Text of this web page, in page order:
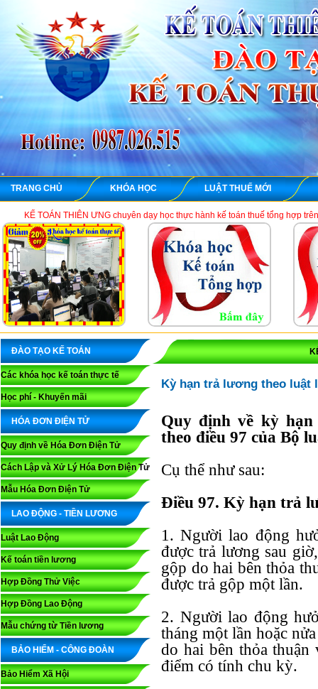
TRANG CHỦ KHÓA HỌC LUẬT THUẾ MỚI
KẾ TOÁN THIÊN ƯNG chuyên dạy học thực hành kế toán thuế
ĐÀO TẠO KẾ TOÁN
Các khóa học kế toán thực tế
Học phí - Khuyến mãi
HÓA ĐƠN ĐIỆN TỬ
Quy định về Hóa Đơn Điện Tử
Cách Lập và Xử Lý Hóa Đơn Điện Tử
Mẫu Hóa Đơn Điện Tử
LAO ĐỘNG - TIỀN LƯƠNG
Luật Lao Động
Kế toán tiền lương
Hợp Đồng Thử Việc
Hợp Đồng Lao Động
Mẫu chứng từ Tiền lương
BẢO HIỂM - CÔNG ĐOÀN
Bảo Hiểm Xã Hội
Kỳ hạn trả lương theo luật
Quy định về kỳ
theo điều 97 của Bộ
Cụ thể như sau:
Điều 97. Kỳ hạn trả
1. Người lao động
được trả lương sau
gộp do hai bên thỏa
được trả gộp một lần.
2. Người lao động
tháng một lần hoặc
do hai bên thỏa
điểm có tính chu kỳ.